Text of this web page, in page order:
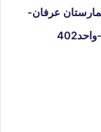
عرفان-